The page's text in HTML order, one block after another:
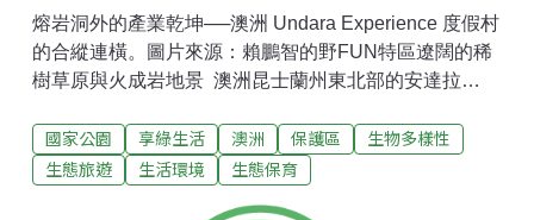
熔岩洞外的產業乾坤──澳洲 Undara Experience 度假村
的合縱連橫。圖片來源：賴鵬智的野FUN特區遼闊的稀
樹草原與火成岩地景 澳洲昆士蘭州東北部的安達拉
公里，地處占澳洲陸地面積將近1/4的熱帶稀樹草原
（Tropical Savannah）帶，號稱「最容易到達的澳洲內
國家公園 享綠生活 澳洲 保護區
生物多樣性
生態旅遊
生活環境 生態保育